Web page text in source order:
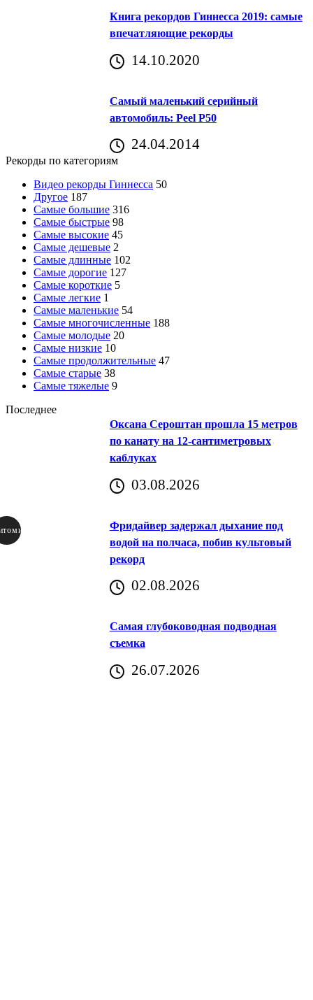
Книга рекордов Гиннесса 2019: самые
впечатляющие рекорды
14.10.2020
Самый маленький серийный
автомобиль: Peel P50
24.04.2014
Рекорды по категориям
Видео рекорды Гиннесса 50
Другое 187
Самые большие 316
Самые быстрые 98
Самые высокие 45
Самые дешевые 2
Самые длинные 102
Самые дорогие 127
Самые короткие 5
Самые легкие 1
Самые маленькие 54
Самые многочисленные 188
Самые молодые 20
Самые низкие 10
Самые продолжительные 47
Самые старые 38
Самые тяжелые 9
Последнее
Оксана Сероштан прошла 15 метров
по канату на 12-сантиметровых
каблуках
03.08.2026
Фридайвер задержал дыхание под
водой на полчаса, побив культовый
рекорд
02.08.2026
Самая глубоководная подводная
съемка
26.07.2026